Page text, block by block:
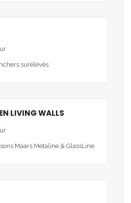
surélevés
LIVING WALLS
Maars Metaline & GlassLine